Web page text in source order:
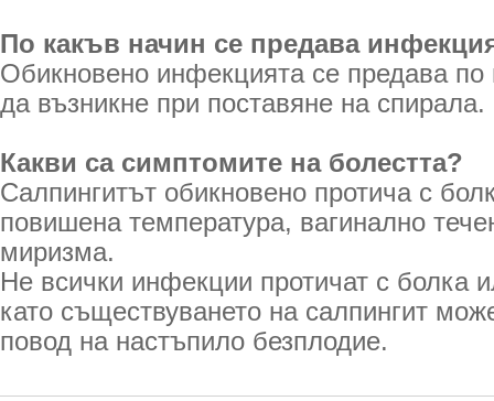
По какъв начин се предава
Обикновено инфекцията се предава
да възникне при поставяне на спирала.
Какви са симптомите на болестта?
Салпингитът обикновено протича с
повишена температура, вагинално
миризма.
Не всички инфекции протичат с болка
като съществуването на салпингит
повод на настъпило безплодие.